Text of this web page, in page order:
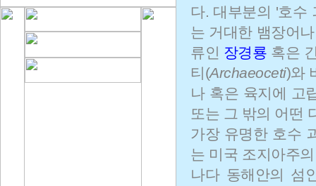
다. 대부분의 '호수
는 거대한 뱀장어
류인 장경룡 혹은
티(Archaeoceti)와
나 혹은 육지에 고
또는 그 밖의 어떤
가장 유명한 호수
는 미국 조지아주
나다 동해안의 섬